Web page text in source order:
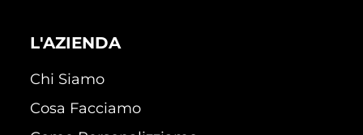
L'AZIENDA
Chi Siamo
Cosa Facciamo